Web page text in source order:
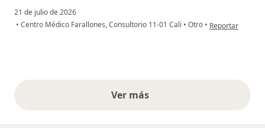
21 de julio de 2026
• Centro Médico Farallones, Consultorio 11-01 Cali • Otro • en opinión del
Reportar
Ver másopiniones anteriores